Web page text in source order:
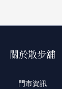
關於散步舖
門市資訊